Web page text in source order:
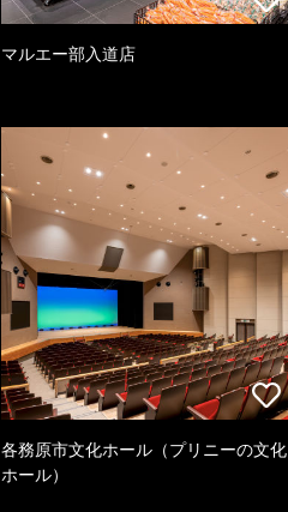
マルエー部入道店
各務原市文化ホール（プリニーの文化
ホール）